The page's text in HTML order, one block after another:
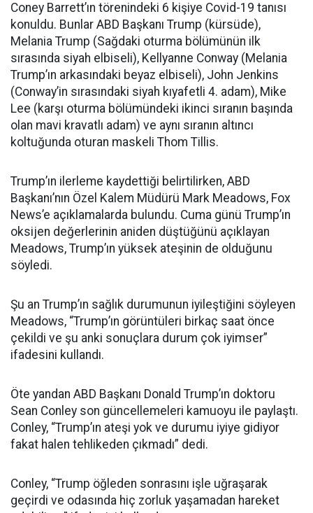
Coney Barrett’ın törenindeki 6 kişiye Covid-19 tanısı
konuldu. Bunlar ABD Başkanı Trump (kürsüde),
Melania Trump (Sağdaki oturma bölümünün ilk
sırasında siyah elbiseli), Kellyanne Conway (Melania
Trump’ın arkasındaki beyaz elbiseli), John Jenkins
(Conway’in sırasındaki siyah kıyafetli 4. adam), Mike
Lee (karşı oturma bölümündeki ikinci sıranın başında
olan mavi kravatlı adam) ve aynı sıranın altıncı
koltuğunda oturan maskeli Thom Tillis.
Trump’ın ilerleme kaydettiği belirtilirken, ABD
Başkanı’nın Özel Kalem Müdürü Mark Meadows, Fox
News’e açıklamalarda bulundu. Cuma günü Trump’ın
oksijen değerlerinin aniden düştüğünü açıklayan
Meadows, Trump’ın yüksek ateşinin de olduğunu
söyledi.
Şu an Trump’ın sağlık durumunun iyileştiğini söyleyen
Meadows, “Trump’ın görüntüleri birkaç saat önce
çekildi ve şu anki sonuçlara durum çok iyimser”
ifadesini kullandı.
Öte yandan ABD Başkanı Donald Trump’ın doktoru
Sean Conley son güncellemeleri kamuoyu ile paylaştı.
Conley, “Trump’ın ateşi yok ve durumu iyiye gidiyor
fakat halen tehlikeden çıkmadı” dedi.
Conley, “Trump öğleden sonrasını işle uğraşarak
geçirdi ve odasında hiç zorluk yaşamadan hareket